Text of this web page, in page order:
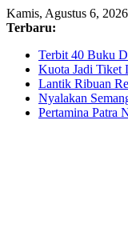
Skip
to
Kamis, Agustus 6, 2026
Terbaru:
Terbit 40 Buku
Kuota Jadi Tiket
Lantik Ribuan
Nyalakan
Pertamina Patra